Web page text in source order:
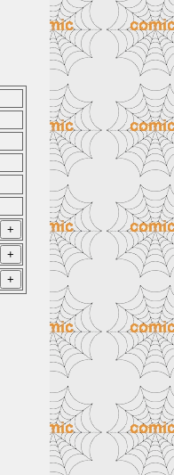
+
+
+